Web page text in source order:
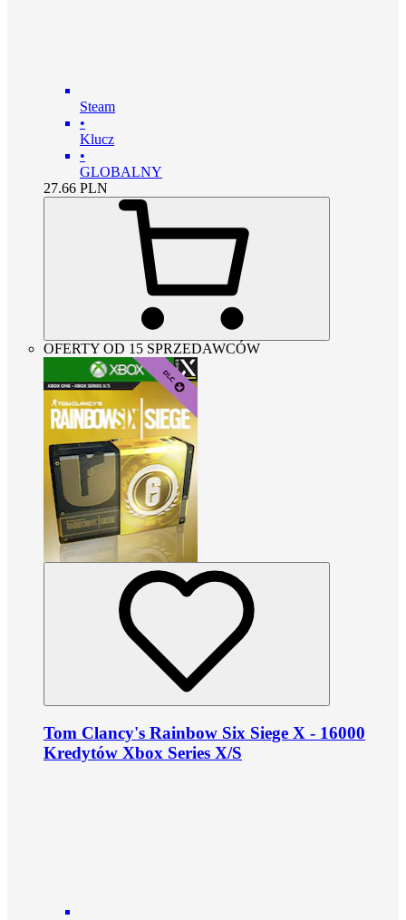
Steam
•
Klucz
•
GLOBALNY
27.66 PLN
OFERTY OD 15 SPRZEDAWCÓW
Tom Clancy's Rainbow Six Siege X - 16000
Kredytów Xbox Series X/S